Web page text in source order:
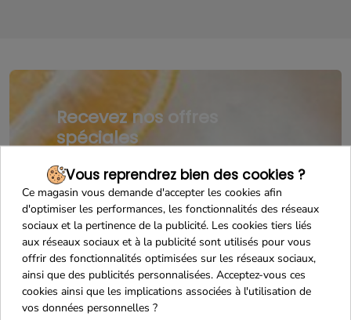
Recevez nos offres
spéciales
Vous reprendrez bien des cookies ?
Ce magasin vous demande d'accepter les cookies afin
d'optimiser les performances, les fonctionnalités des réseaux
sociaux et la pertinence de la publicité. Les cookies tiers liés
aux réseaux sociaux et à la publicité sont utilisés pour vous
offrir des fonctionnalités optimisées sur les réseaux sociaux,
ainsi que des publicités personnalisées. Acceptez-vous ces
cookies ainsi que les implications associées à l'utilisation de
vos données personnelles ?